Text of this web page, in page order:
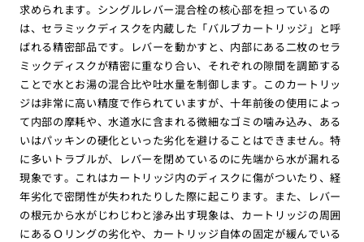
求められます。シングルレバー混合栓の核心部を担っているの
は、セラミックディスクを内蔵した「バルブカートリッジ」と呼
ばれる精密部品です。レバーを動かすと、内部にある二枚のセラ
ミックディスクが精密に重なり合い、それぞれの隙間を調節する
ことで水とお湯の混合比や吐水量を制御します。このカートリッ
ジは非常に高い精度で作られていますが、十年前後の使用によっ
て内部の摩耗や、水道水に含まれる微細なゴミの噛み込み、ある
いはパッキンの硬化といった劣化を避けることはできません。特
に多いトラブルが、レバーを閉めているのに先端から水が漏れる
現象です。これはカートリッジ内のディスクに傷がついたり、経
年劣化で密閉性が失われたりした際に起こります。また、レバー
の根元から水がじわじわと滲み出す現象は、カートリッジの周囲
にあるＯリングの劣化や、カートリッジ自体の固定が緩んでいる